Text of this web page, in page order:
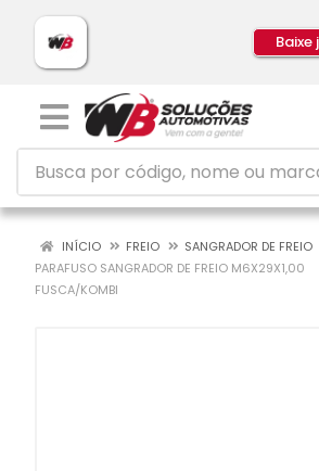
Baixe
INÍCIO FREIO
SANGRADOR DE FREIO
PARAFUSO SANGRADOR DE FREIO M6X29X1,00
FUSCA/KOMBI